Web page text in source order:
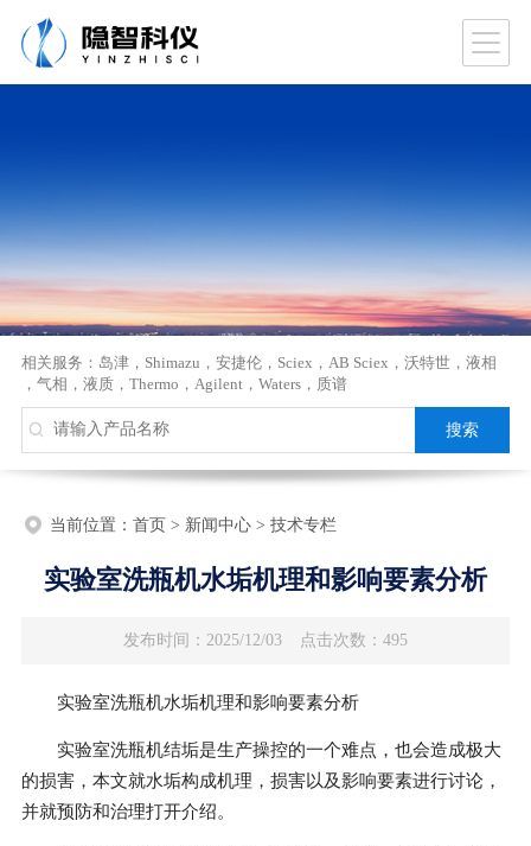
相关服务： 岛津， Shimazu ， 安捷伦， Sciex ， AB Sciex ， 沃特世， 液相
， 气相 ， 液质， Thermo ， Agilent ， Waters， 质谱
当前位置： 首页> 新闻中心> 技术专栏
实验室洗瓶机水垢机理和影响要素分析
发布时间：2025/12/03 点击次数：495
实验室洗瓶机水垢机理和影响要素分析
实验室洗瓶机结垢是生产操控的一个难点，也会造成极大
的损害，本文就水垢构成机理，损害以及影响要素进行讨论，
并就预防和治理打开介绍。